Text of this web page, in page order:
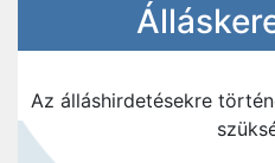
Az álláshirdetésekre